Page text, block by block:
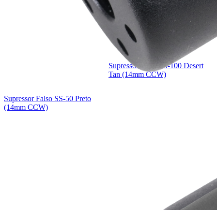
Supressor Falso SS-100 Desert
Tan (14mm CCW)
Supressor Falso SS-50 Preto
(14mm CCW)